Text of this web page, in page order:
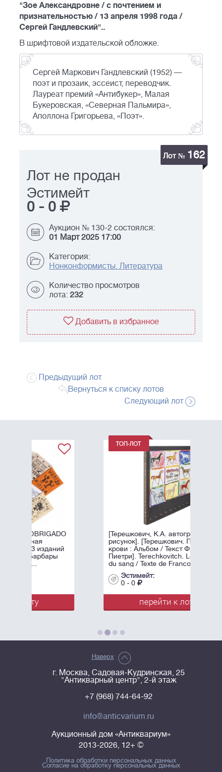
"Зое Александровне / с почтением и
признательностью / 13 апреля 1998 года /
Сергей Гандлевский"..
В шрифтовой издательской обложке.
Сергей Маркович Гандлевский (1952) —
поэт и прозаик, эссеист, переводчик.
Лауреат премий «Антибукер», Малая
Букеровская, «Северная Пальмира»,
Аполлона Григорьева, «Поэт».
Лот № 162
Лот не продан
Эстимейт
0 - 0
Аукцион № 130-2 состоялся:
01 Март 2025 17:00
Категория:
Нонконформисты. Литература
Количество просмотров
лота: 232
Добавить в избранное
Предыдущий лот
Вернуться к списку лотов
Следующий лот
[Терешкович, К.А. автограф и
рисунок]. [Терешкович. Принцы
крови : Альбом / Текст Франсуа
Пиетри]. Terechkovitch. Les princes
du sang / Texte de Francois Pietri. - ...
перейти к лоту
Наверх
г. Москва, Садовая-Кудринская, 25
"Антикварный центр", 2-й этаж
+7 (968) 744-64-92
info@anticvarium.ru
Аукционный дом «Антиквариум»
2013-2026, 12+ ©
Политика обработки персональных данных
Согласие на обработку персональных данных